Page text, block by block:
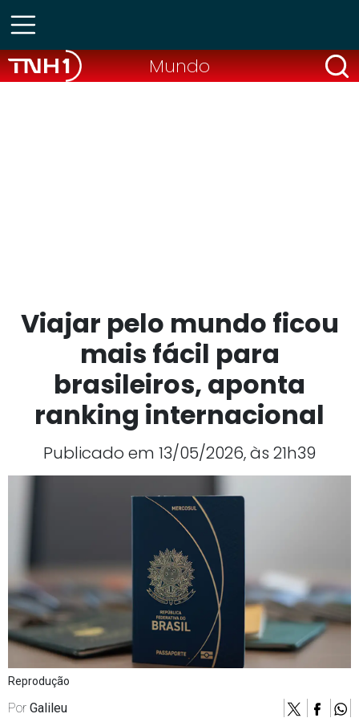
Mundo
Viajar pelo mundo ficou
mais fácil para
brasileiros, aponta
ranking internacional
Publicado em 13/05/2026, às 21h39
Reprodução
Por Galileu